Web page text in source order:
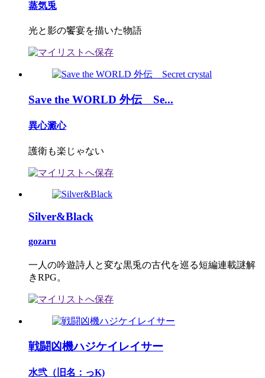
蒸気兎
光と影の饗宴を描いた物語
Save the WORLD 外伝 Se...
異心澱心
護衛も楽じゃない
Silver&Black
gozaru
一人の吟遊詩人と変な黒兎の古代を巡る短編連載謎解
きRPG。
戦闘凶機ハジケイレイサー
水弐（旧名：っK)